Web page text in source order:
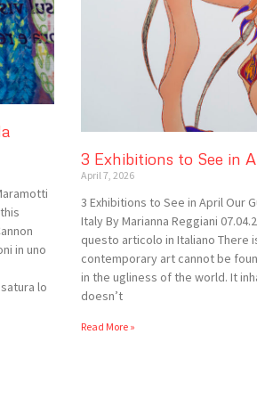
in uno
lo
3 Exhibitions to See in
April 7, 2026
3 Exhibitions to See in April Our
Italy By Marianna Reggiani
questo articolo in Italiano There
contemporary art cannot be
in the ugliness of the world. It
doesn’t
Read More »